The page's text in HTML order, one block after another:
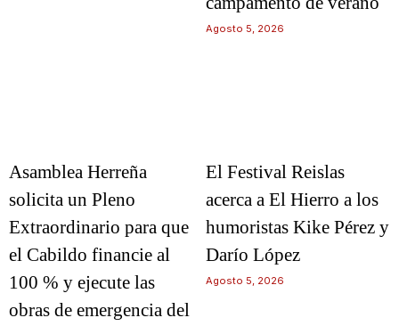
Agosto 5, 2026
Asamblea Herreña
solicita un Pleno
Extraordinario para que
el Cabildo financie al
100 % y ejecute las
obras de emergencia del
El Festival Reislas
acerca a El Hierro a los
humoristas Kike Pérez y
Darío López
Agosto 5, 2026